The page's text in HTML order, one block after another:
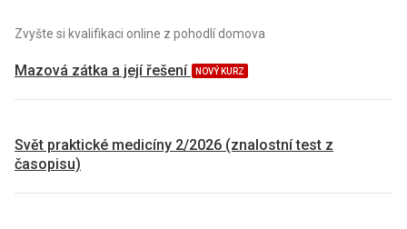
Zvyšte si kvalifikaci online z pohodlí domova
Mazová zátka a její řešení NOVÝ KURZ
Svět praktické medicíny 2/2026 (znalostní test z
časopisu)